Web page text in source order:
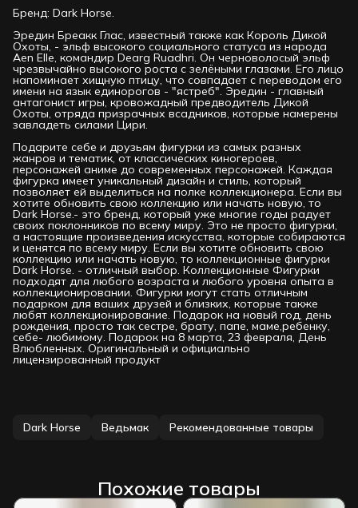
Бренд: Dark Horse.
Эредин Бреакк Глас, известный также как Король Дикой
Охоты, - эльф высокого социального статуса из народа
Aen Elle, командир Dearg Ruadhri. Он черноволосый эльф
чрезвычайно высокого роста с зелёными глазами. Его лицо
напоминает хищную птицу, что совпадает с переводом его
имени на язык единорогов - "ястреб". Эредин - главный
антагонист игры, кровожадный предводитель Дикой
Охоты, отряда призрачных всадников, которые намерены
завладеть силами Цири.
Подарите себе и друзьям фигурки из самых разных
жанров и тематик, от классических киногероев,
персонажей аниме до современных персонажей. Каждая
фигурка имеет уникальный дизайн и стиль, который
позволяет ей выделиться на полке коллекционера. Если вы
хотите обновить свою коллекцию или начать новую, то
Dark Horse.- это бренд, который уже многие годы радует
своих поклонников по всему миру. Это не просто фигурки,
а настоящие произведения искусства, которые собираются
и ценятся по всему миру. Если вы хотите обновить свою
коллекцию или начать новую, то коллекционные фигурки
Dark Horse. - отличный выбор. Коллекционные Фигурки
подходят для любого возраста и любого уровня опыта в
коллекционировании. Фигурки могут стать отличным
подарком для ваших друзей и близких, которые также
любят коллекционирование. Подарок на новый год, день
рождения, просто так сестре, брату, папе, маме,ребенку,
себе- любимому. Подарок на 8 марта, 23 февраля, День
Влюбленных. Оригинальный и официально
лицензированный продукт
Dark Horse Ведьмак Рекомендованные товары
Похожие товары